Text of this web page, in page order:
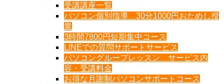
受講講座一覧
パソコン個別指導 30分1000円おためし授
業
3時間7800円短期集中コース
LINEでの質問サポートサービス
パソコングループレッスン サービス内
容・受講料金
お得な月謝制パソコンサポートコース